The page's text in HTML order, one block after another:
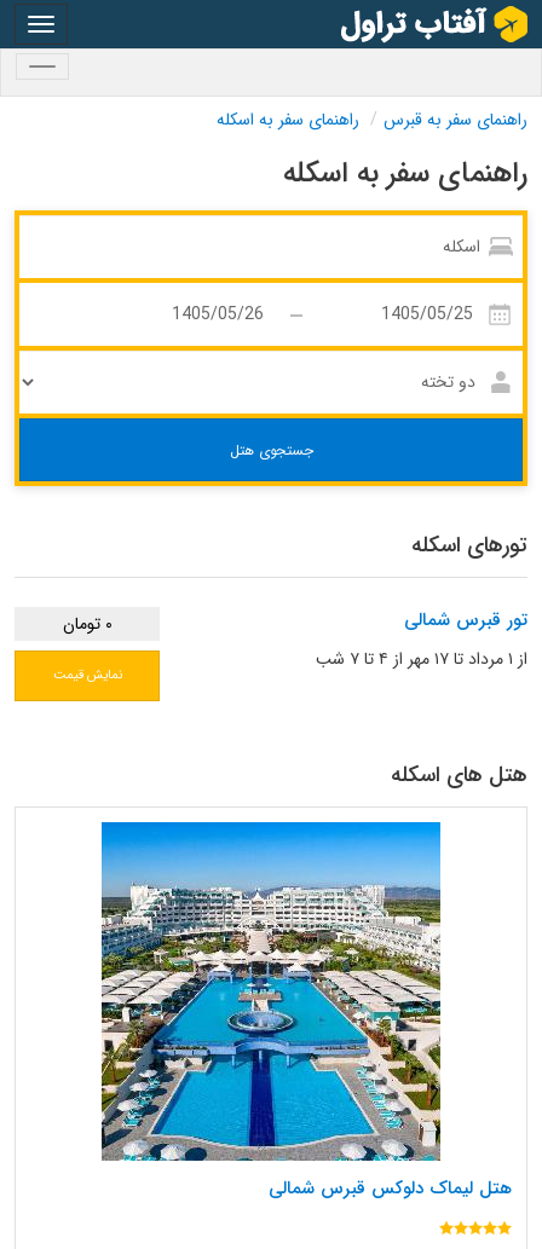
راهنمای سفر به قبرس راهنمای سفر به اسکله
راهنمای سفر به اسکله
جستجوی هتل
تورهای اسکله
تور قبرس شمالی
از ۱ مرداد تا ۱۷ مهر از ۴ تا ۷ شب
۰ تومان
نمایش قیمت
هتل های اسکله
هتل لیماک دلوکس قبرس شمالی